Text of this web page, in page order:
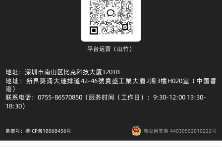
平台运营（山竹）
地址：深圳市南山区比克科技大厦1201B
地址：新界葵涌大連排道42-46號貴盛工業大廈2期3樓H020室（中国香
港）
联系电话：0755-86570850（服务时间（工作日）：9:30-12:00 13:30-
18:30）
备案号：粤ICP备18068456号 粤公网安备 44030502010222号